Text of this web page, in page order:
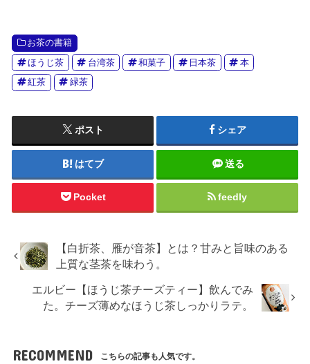
お茶の書籍
ほうじ茶
台湾茶 和菓子 日本茶
本
紅茶
緑茶
ポスト シェア
はてブ 送る
Pocket feedly
【白折茶、雁が音茶】とは？甘みと旨味のある
上質な茎茶を味わう。
エルビー【ほうじ茶チーズティー】飲んでみ
た。チーズ薄めなほうじ茶しっかりラテ。
RECOMMEND こちらの記事も人気です。